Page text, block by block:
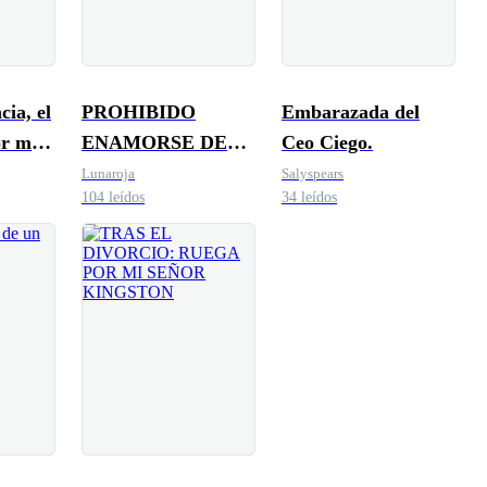
el
mi
PROHIBIDO
ENAMORSE DEL
JEFE
Lunaroja
104 leídos
Embarazada del
Ceo Ciego.
Salyspears
34 leídos